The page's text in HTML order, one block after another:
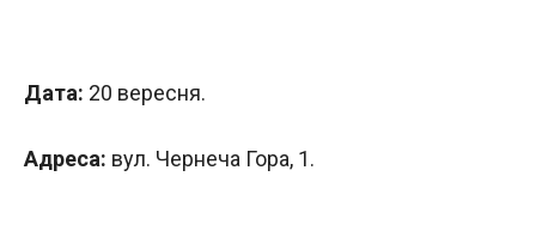
Дата: 20 вересня.
Адреса: вул. Чернеча Гора, 1.